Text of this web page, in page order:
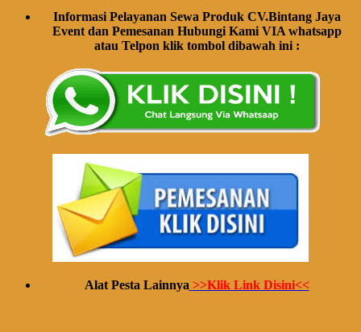
Informasi Pelayanan Sewa Produk CV.Bintang Jaya
Event dan Pemesanan Hubungi Kami VIA whatsapp
atau Telpon klik tombol dibawah ini :
Alat Pesta Lainnya >>Klik Link Disini<<